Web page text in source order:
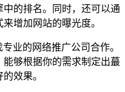
的排名。同时，还可以通
增加网站的曝光度。
业的网络推广公司合作。
够根据你的需求制定出蕞
效果。